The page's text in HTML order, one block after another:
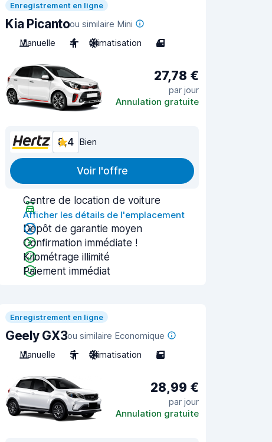
Enregistrement en ligne
Kia Picantoou similaire Mini
Manuelle
4 Climatisation 4
27,78 €
par jour
Annulation gratuite
8,4 Bien
Voir l'offre
Centre de location de voiture
Afficher les détails de l'emplacement
Dépôt de garantie moyen
Confirmation immédiate !
Kilométrage illimité
Paiement immédiat
Enregistrement en ligne
Geely GX3ou similaire Economique
Manuelle
5 Climatisation 5
28,99 €
par jour
Annulation gratuite